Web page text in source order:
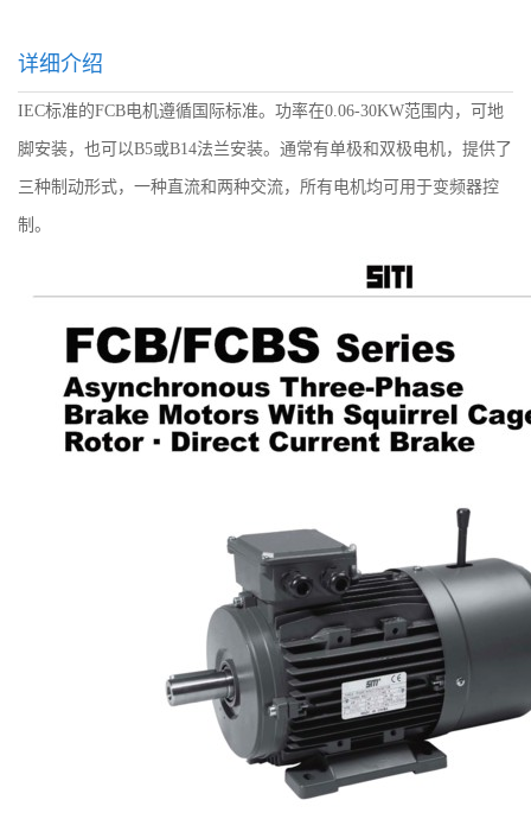
详细介绍
IEC标准的FCB电机遵循国际标准。功率在0.06-30KW范围内，可地
脚安装，也可以B5或B14法兰安装。通常有单极和双极电机，提供了
三种制动形式，一种直流和两种交流，所有电机均可用于变频器控
制。